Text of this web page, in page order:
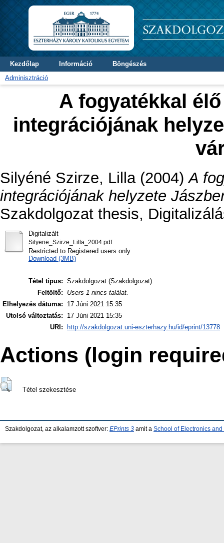
Kezdőlap Információ
Böngészés
Adminisztráció
A fogyatékkal
integrációjának
Silyéné Szirze, Lilla(2004)A
integrációjának helyzete
Szakdolgozat thesis,
Digitalizált
Silyene_Szirze_Lilla_2004.pdf
Restricted to Registered users only
Download (3MB)
Tétel típus: Szakdolgozat (Szakdolgozat)
Feltöltő:
Users 1 nincs találat.
Elhelyezés dátuma:
17 Júni 2021 15:35
Utolsó változtatás:
17 Júni 2021 15:35
URI:
http://szakdolgozat.uni-eszterhazy.hu/id/eprint/13778
Actions (login
Tétel szekesztése
Szakdolgozat, az alkalamzott szoftver: EPrints 3 amit a School of Electronics